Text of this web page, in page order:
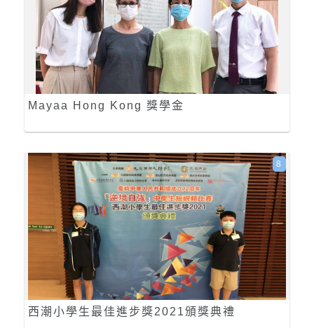
Mayaa Hong Kong 獎學金
西潮小學生最佳進步獎2021頒獎典禮
8